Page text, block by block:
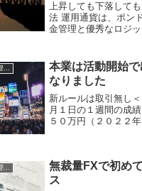
上昇しても下落して
法 運用通貨は、ポン
金管理と優秀なロジ
完全無裁量のハイブ
の成績（記事）は上
ドドルに特化した無
０月７日から...
完全無裁量の資金管理FX
本業は活動開始
なりました
新ルールは取引無し
月１日の１週間の成
５０万円（２０２２
なるべくストレスな
運用に切り替えまし
完全無裁量の資金管理FX
無裁量FXで初め
ス